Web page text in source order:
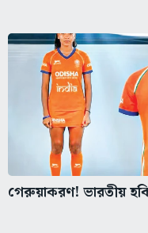
গেরুয়াকরণ! ভারতীয়